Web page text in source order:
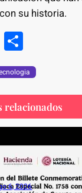
su historia.
S
h
ar
e
relacionados
6, 2026